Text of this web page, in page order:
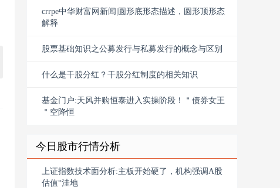
crrpe中华财富网新闻|圆形底形态描述，圆形顶形态
解释
股票基础知识之公募发行与私募发行的概念与区别
什么是干股分红？干股分红制度的相关知识
基金门户:天风并购恒泰进入实操阶段！＂债券女王
＂空降恒
今日股市行情分析
上证指数技术面分析:主板开始硬了，机构强调A股
估值“洼地